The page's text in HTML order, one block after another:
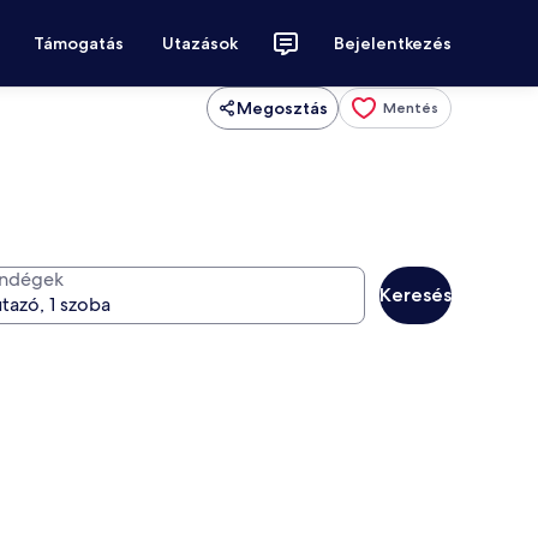
Támogatás Utazások Bejelentkezés
Megosztás Mentés
Keresés